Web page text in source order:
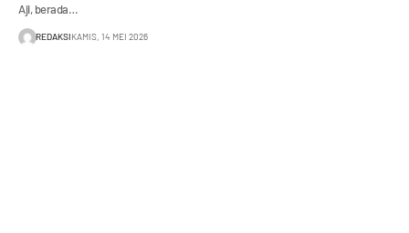
Aji, berada…
REDAKSIKAMIS, 14 MEI 2026